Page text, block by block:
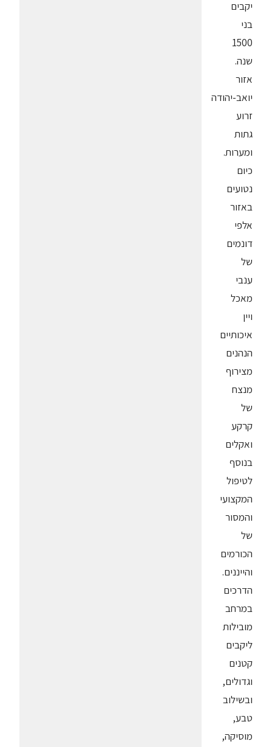
יקבים
בני
1500
שנה.
אזור
יואב-יהודה
זרוע
גתות
ומערות.
כיום
נטועים
באזור
אלפי
דונמים
של
ענבי
מאכל
ויין
איכותיים
הנהנים
מצירוף
מנצח
של
קרקע
ואקלים
בנוסף
לטיפול
המקצועי
והמסור
של
הכורמים
והייננים.
הדרכים
במרחב
מובילות
ליקבים
קטנים
וגדולים,
ובשילוב
טבע,
מוסיקה,